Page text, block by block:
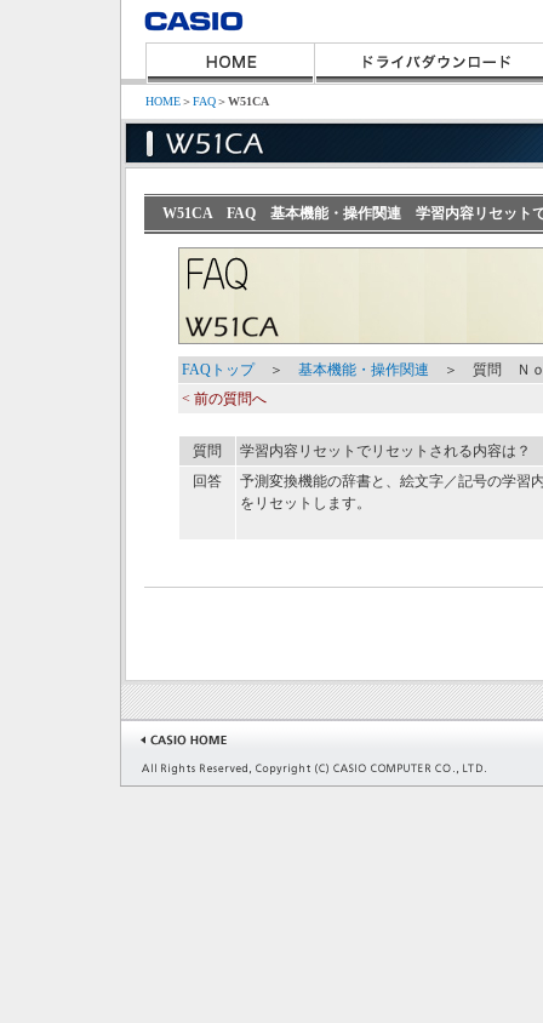
HOME＞FAQ＞W51CA
W51CA FAQ 基本機能・操作関連 学習内容リセット
FAQトップ＞ 基本機能・操作関連 ＞ 質問 Ｎｏ
< 前の質問へ
質問
学習内容リセットでリセットされる内容は？
回答
予測変換機能の辞書と、絵文字／記号の学習
をリセットします。